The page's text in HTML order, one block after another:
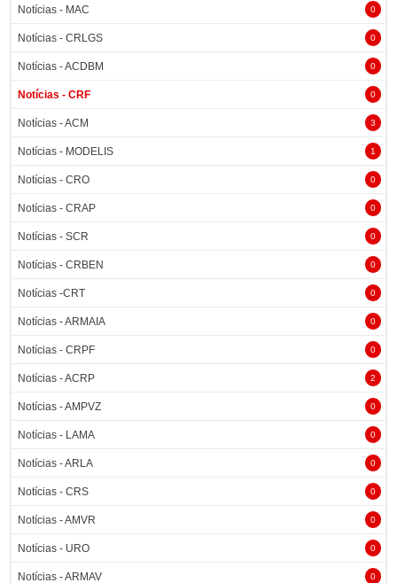
Notícias - MAC 0
Notícias - CRLGS 0
Notícias - ACDBM 0
Notícias - CRF 0
Notícias - ACM 3
Notícias - MODELIS 1
Notícias - CRO 0
Notícias - CRAP 0
Notícias - SCR 0
Notícias - CRBEN 0
Notícias -CRT 0
Notícias - ARMAIA 0
Notícias - CRPF 0
Notícias - ACRP 2
Notícias - AMPVZ 0
Notícias - LAMA 0
Notícias - ARLA 0
Notícias - CRS 0
Notícias - AMVR 0
Notícias - URO 0
Notícias - ARMAV 0